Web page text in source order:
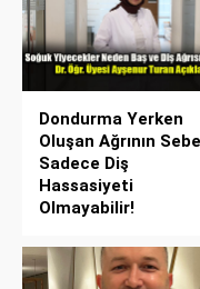
Dondurma Yerken
Oluşan Ağrının
Sadece Diş
Hassasiyeti
Olmayabilir!